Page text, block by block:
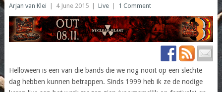
Arjan van Klei 4 June 2015 Live 1 Comment
Helloween is een van die bands die we nog nooit op een slechte
dag hebben kunnen betrappen. Sinds 1999 heb ik ze de nodige